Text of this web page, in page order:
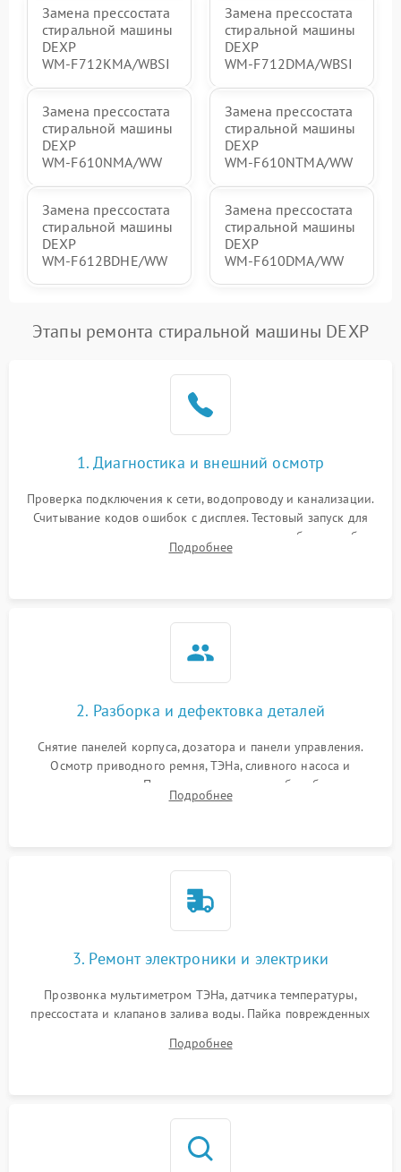
Замена прессостата
стиральной машины
DEXP
WM‑F712KMA/WBSI
Замена прессостата
стиральной машины
DEXP
WM‑F712DMA/WBSI
Замена прессостата
стиральной машины
DEXP
WM‑F610NMA/WW
Замена прессостата
стиральной машины
DEXP
WM‑F610NTMA/WW
Замена прессостата
стиральной машины
DEXP
WM‑F612BDHE/WW
Замена прессостата
стиральной машины
DEXP
WM‑F610DMA/WW
Этапы ремонта стиральной машины DEXP
1. Диагностика и внешний осмотр
Проверка подключения к сети, водопроводу и канализации.
Считывание кодов ошибок с дисплея. Тестовый запуск для
выявления посторонних шумов, протечек или сбоев в работе
электронного модуля управления.
Подробнее
2. Разборка и дефектовка деталей
Снятие панелей корпуса, дозатора и панели управления.
Осмотр приводного ремня, ТЭНа, сливного насоса и
амортизаторов. Проверка подшипников барабана и
крестовины на износ, а манжеты люка на разрывы.
Подробнее
3. Ремонт электроники и электрики
Прозвонка мультиметром ТЭНа, датчика температуры,
прессостата и клапанов залива воды. Пайка поврежденных
Восстановление целостности проводки и контактов.
Подробнее